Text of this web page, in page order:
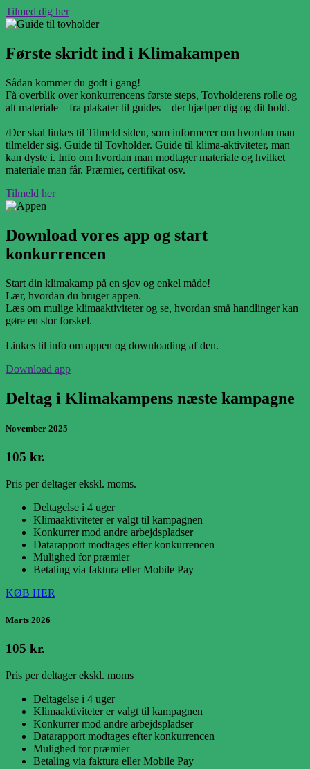
Tilmed dig her
Første skridt ind i Klimakampen
Sådan kommer du godt i gang!
Få overblik over konkurrencens første steps, Tovholderens rolle og
alt materiale – fra plakater til guides – der hjælper dig og dit hold.
/Der skal linkes til Tilmeld siden, som informerer om hvordan man
tilmelder sig. Guide til Tovholder. Guide til klima-aktiviteter, man
kan dyste i. Info om hvordan man modtager materiale og hvilket
materiale man får. Præmier, certifikat osv.
Tilmeld her
Download vores app og start
konkurrencen
Start din klimakamp på en sjov og enkel måde!
Lær, hvordan du bruger appen.
Læs om mulige klimaaktiviteter og se, hvordan små handlinger kan
gøre en stor forskel.
Linkes til info om appen og downloading af den.
Download app
Deltag i Klimakampens næste kampagne
November 2025
105 kr.
Pris per deltager ekskl. moms.
Deltagelse i 4 uger
Klimaaktiviteter er valgt til kampagnen
Konkurrer mod andre arbejdspladser
Datarapport modtages efter konkurrencen
Mulighed for præmier
Betaling via faktura eller Mobile Pay
KØB HER
Marts 2026
105 kr.
Pris per deltager ekskl. moms
Deltagelse i 4 uger
Klimaaktiviteter er valgt til kampagnen
Konkurrer mod andre arbejdspladser
Datarapport modtages efter konkurrencen
Mulighed for præmier
Betaling via faktura eller Mobile Pay